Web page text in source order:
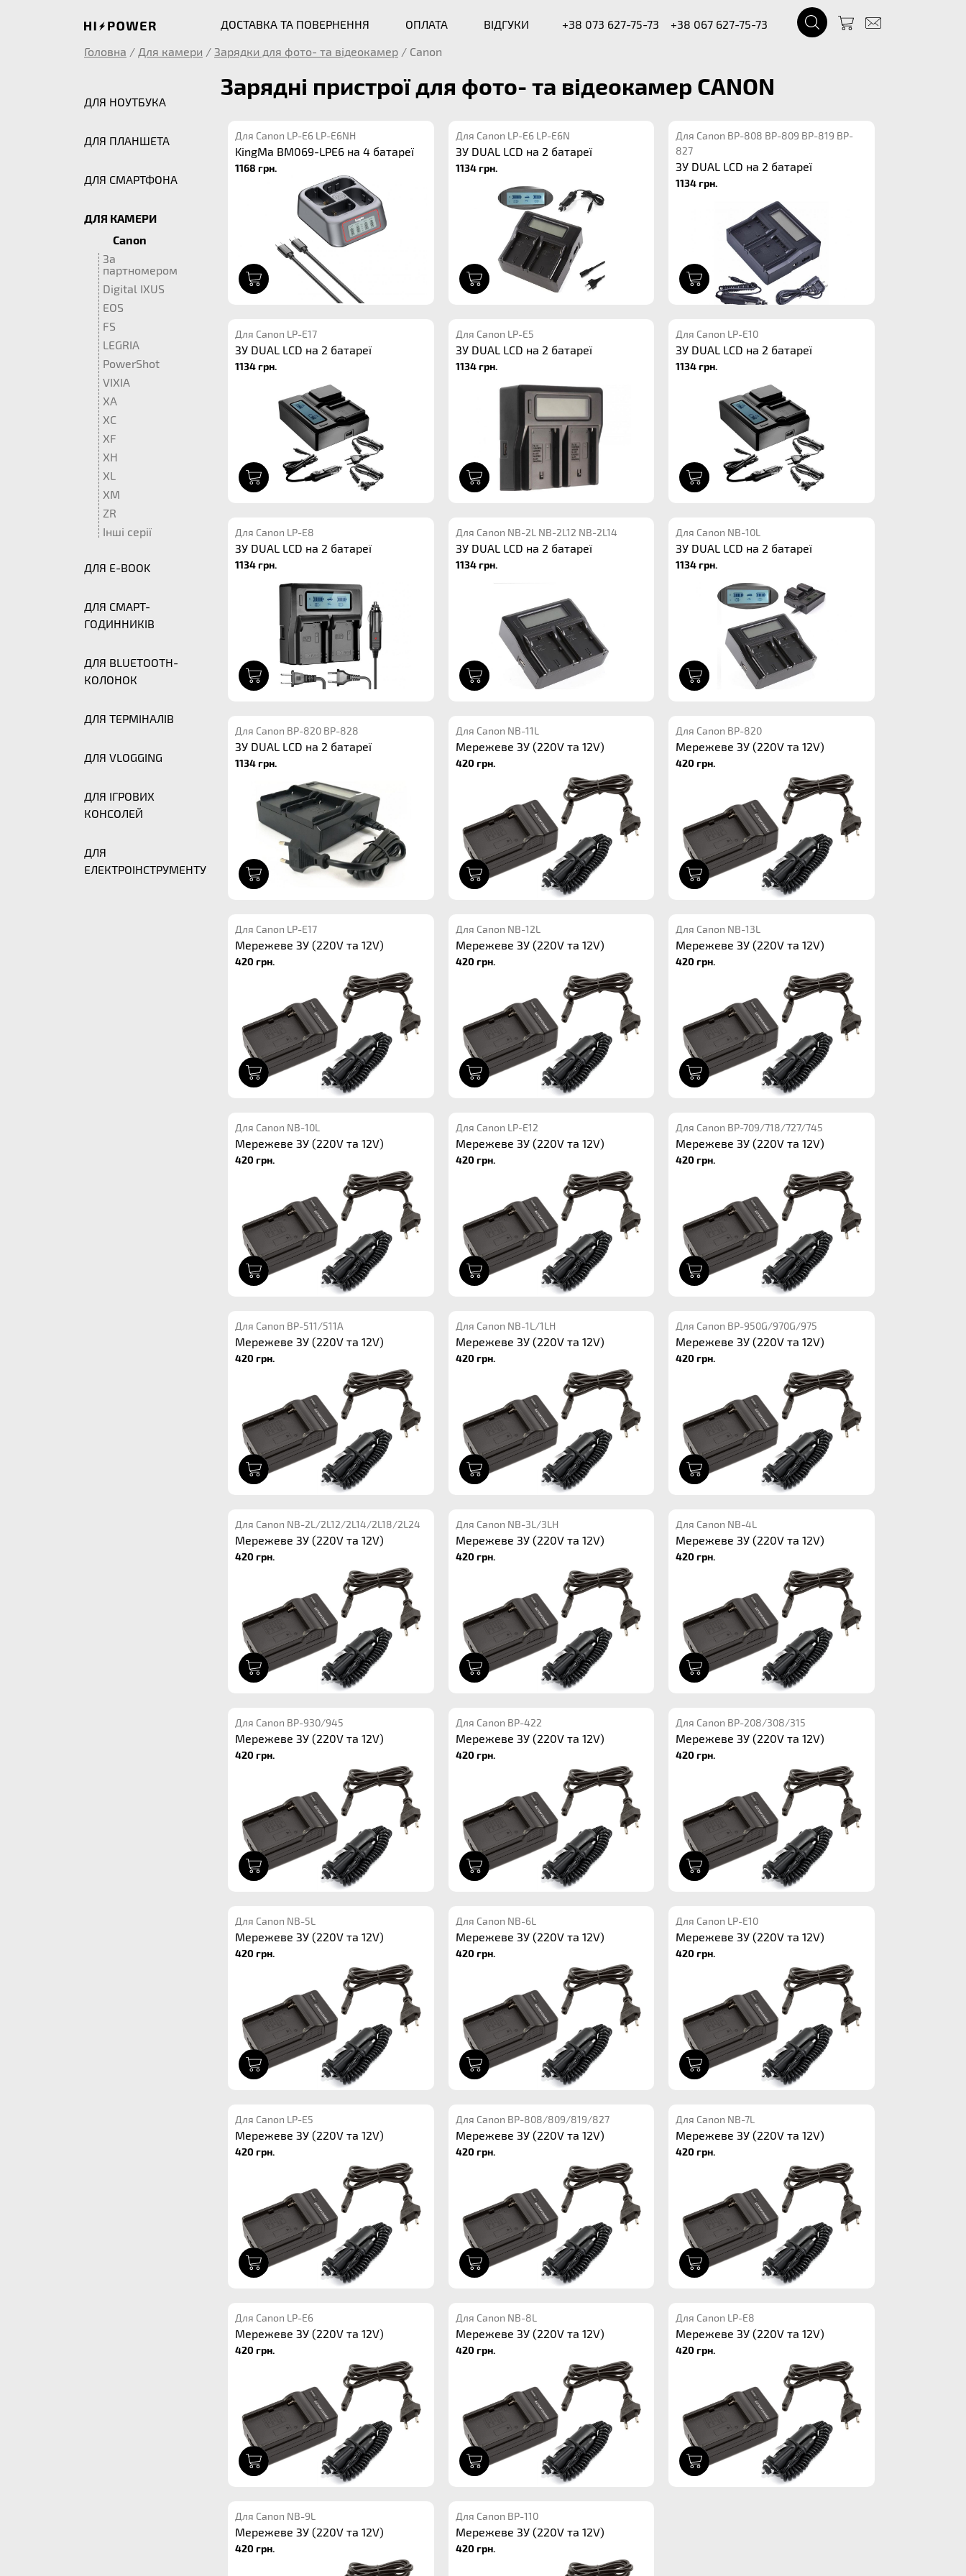
ДОСТАВКА ТА ПОВЕРНЕННЯ ОПЛАТА ВІДГУКИ +38 073 627-75-73
+38 067 627-75-73
Головна / Для камери / Зарядки для фото- та відеокамер / Canon
ДЛЯ НОУТБУКА
ДЛЯ ПЛАНШЕТА
ДЛЯ СМАРТФОНА
ДЛЯ КАМЕРИ
Canon
За
партномером
Digital IXUS
EOS
FS
LEGRIA
PowerShot
VIXIA
XA
XC
XF
XH
XL
XM
ZR
Інші серії
ДЛЯ E-BOOK
ДЛЯ СМАРТ-
ГОДИННИКІВ
ДЛЯ BLUETOOTH-
КОЛОНОК
ДЛЯ ТЕРМІНАЛІВ
ДЛЯ VLOGGING
ДЛЯ ІГРОВИХ
КОНСОЛЕЙ
ДЛЯ
ЕЛЕКТРОІНСТРУМЕНТУ
Зарядні пристрої для фото- та відеокамер CANON
Для Canon LP-E6 LP-E6NH
KingMa BM069-LPE6 на 4 батареї
1168 грн.
Для Canon LP-E6 LP-E6N
ЗУ DUAL LCD на 2 батареї
1134 грн.
Для Canon BP-808 BP-809 BP-819 BP-
827
ЗУ DUAL LCD на 2 батареї
1134 грн.
Для Canon LP-E17
ЗУ DUAL LCD на 2 батареї
1134 грн.
Для Canon LP-E5
ЗУ DUAL LCD на 2 батареї
1134 грн.
Для Canon LP-E10
ЗУ DUAL LCD на 2 батареї
1134 грн.
Для Canon LP-E8
ЗУ DUAL LCD на 2 батареї
1134 грн.
Для Canon NB-2L NB-2L12 NB-2L14
ЗУ DUAL LCD на 2 батареї
1134 грн.
Для Canon NB-10L
ЗУ DUAL LCD на 2 батареї
1134 грн.
Для Canon BP-820 BP-828
ЗУ DUAL LCD на 2 батареї
1134 грн.
Для Canon NB-11L
Мережеве ЗУ (220V та 12V)
420 грн.
Для Canon BP-820
Мережеве ЗУ (220V та 12V)
420 грн.
Для Canon LP-E17
Мережеве ЗУ (220V та 12V)
420 грн.
Для Canon NB-12L
Мережеве ЗУ (220V та 12V)
420 грн.
Для Canon NB-13L
Мережеве ЗУ (220V та 12V)
420 грн.
Для Canon NB-10L
Мережеве ЗУ (220V та 12V)
420 грн.
Для Canon LP-E12
Мережеве ЗУ (220V та 12V)
420 грн.
Для Canon BP-709/718/727/745
Мережеве ЗУ (220V та 12V)
420 грн.
Для Canon BP-511/511A
Мережеве ЗУ (220V та 12V)
420 грн.
Для Canon NB-1L/1LH
Мережеве ЗУ (220V та 12V)
420 грн.
Для Canon BP-950G/970G/975
Мережеве ЗУ (220V та 12V)
420 грн.
Для Canon NB-2L/2L12/2L14/2L18/2L24
Мережеве ЗУ (220V та 12V)
420 грн.
Для Canon NB-3L/3LH
Мережеве ЗУ (220V та 12V)
420 грн.
Для Canon NB-4L
Мережеве ЗУ (220V та 12V)
420 грн.
Для Canon BP-930/945
Мережеве ЗУ (220V та 12V)
420 грн.
Для Canon BP-422
Мережеве ЗУ (220V та 12V)
420 грн.
Для Canon BP-208/308/315
Мережеве ЗУ (220V та 12V)
420 грн.
Для Canon NB-5L
Мережеве ЗУ (220V та 12V)
420 грн.
Для Canon NB-6L
Мережеве ЗУ (220V та 12V)
420 грн.
Для Canon LP-E10
Мережеве ЗУ (220V та 12V)
420 грн.
Для Canon LP-E5
Мережеве ЗУ (220V та 12V)
420 грн.
Для Canon BP-808/809/819/827
Мережеве ЗУ (220V та 12V)
420 грн.
Для Canon NB-7L
Мережеве ЗУ (220V та 12V)
420 грн.
Для Canon LP-E6
Мережеве ЗУ (220V та 12V)
420 грн.
Для Canon NB-8L
Мережеве ЗУ (220V та 12V)
420 грн.
Для Canon LP-E8
Мережеве ЗУ (220V та 12V)
420 грн.
Для Canon NB-9L
Мережеве ЗУ (220V та 12V)
420 грн.
Для Canon BP-110
Мережеве ЗУ (220V та 12V)
420 грн.